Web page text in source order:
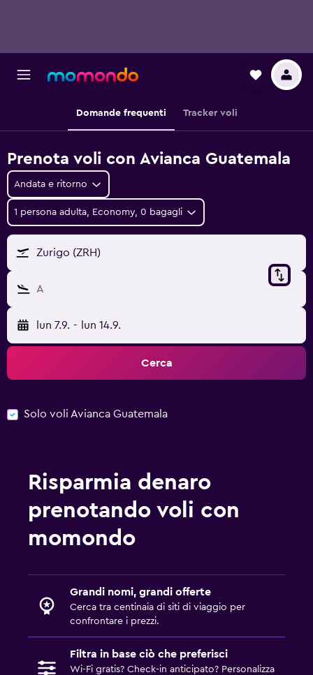
Domande frequenti Tracker voli
Prenota voli con Avianca Guatemala
Andata e ritorno
1 persona adulta, Economy, 0 bagagli
Zurigo (ZRH)
A
lun 7.9. - lun 14.9.
Cerca
Solo voli Avianca Guatemala
Risparmia denaro
prenotando voli con
momondo
Grandi nomi, grandi offerte
Cerca tra centinaia di siti di viaggio per
confrontare i prezzi.
Filtra in base ciò che preferisci
Wi-Fi gratis? Check-in anticipato? Personalizza